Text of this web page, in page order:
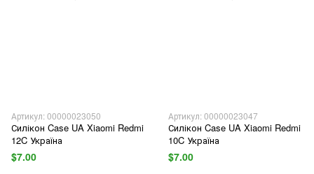
Артикул: 00000023050
Силікон Case UA Xiaomi Redmi
12C Україна
$7.00
Артикул: 00000023047
Силікон Case UA Xiaomi Redmi
10C Україна
$7.00